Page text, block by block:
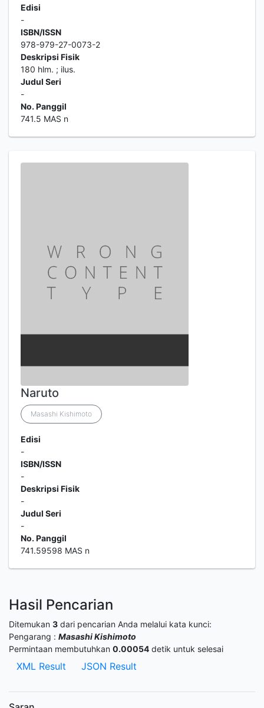
Edisi
-
ISBN/ISSN
978-979-27-0073-2
Deskripsi Fisik
180 hlm. ; ilus.
Judul Seri
-
No. Panggil
741.5 MAS n
Naruto
Masashi Kishimoto
Edisi
-
ISBN/ISSN
-
Deskripsi Fisik
-
Judul Seri
-
No. Panggil
741.59598 MAS n
Hasil Pencarian
Ditemukan 3 dari pencarian Anda melalui kata kunci:
Pengarang : Masashi Kishimoto
Permintaan membutuhkan 0.00054 detik untuk selesai
XML Result JSON Result